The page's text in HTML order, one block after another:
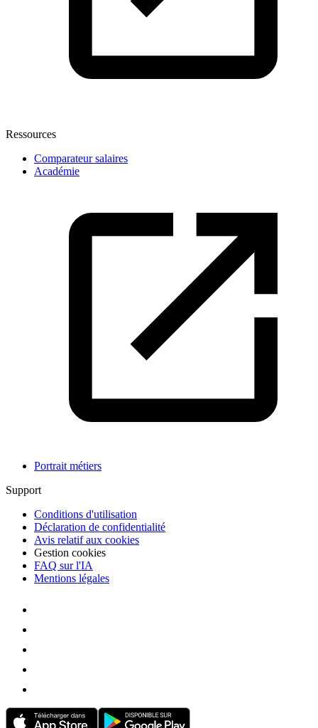
Ressources
Comparateur salaires
Académie
Portrait métiers
Support
Conditions d'utilisation
Déclaration de confidentialité
Avis relatif aux cookies
Gestion cookies
FAQ sur l'IA
Mentions légales